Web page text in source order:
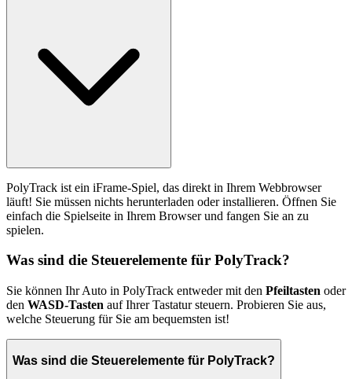
PolyTrack ist ein iFrame-Spiel, das direkt in Ihrem Webbrowser
läuft! Sie müssen nichts herunterladen oder installieren. Öffnen Sie
einfach die Spielseite in Ihrem Browser und fangen Sie an zu
spielen.
Was sind die Steuerelemente für PolyTrack?
Sie können Ihr Auto in PolyTrack entweder mit den Pfeiltasten oder
den WASD-Tasten auf Ihrer Tastatur steuern. Probieren Sie aus,
welche Steuerung für Sie am bequemsten ist!
Was sind die Steuerelemente für PolyTrack?